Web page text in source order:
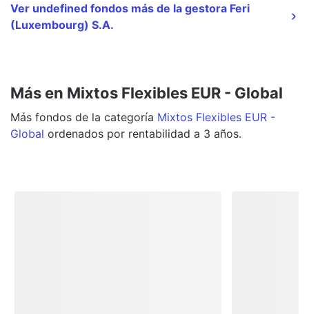
Ver undefined fondos más de la gestora Feri
(Luxembourg) S.A.
Más en Mixtos Flexibles EUR - Global
Más fondos de la categoría Mixtos Flexibles EUR -
Global ordenados por rentabilidad a 3 años.